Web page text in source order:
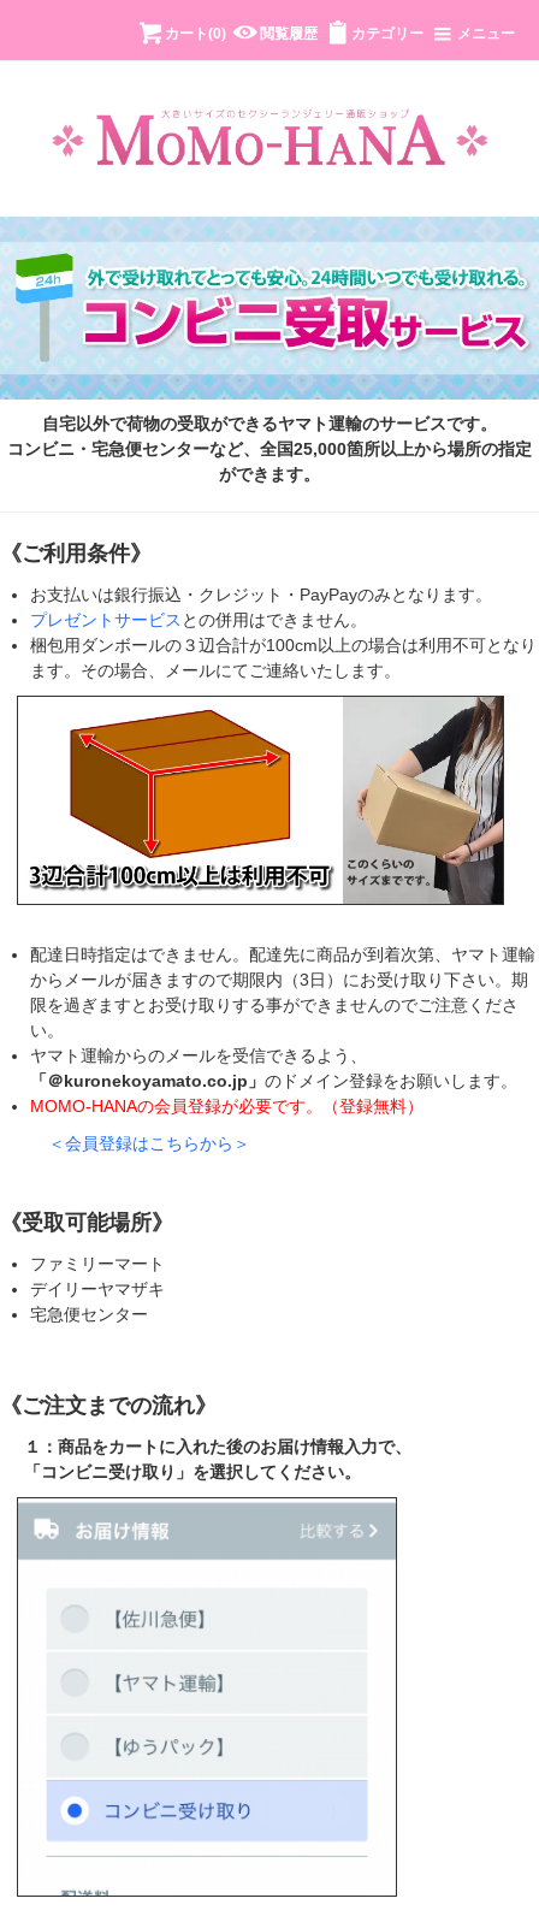
カート(0) 閲覧履歴 カテゴリー メニュー
自宅以外で荷物の受取ができるヤマト運輸のサービスです。
コンビニ・宅急便センターなど、全国25,000箇所以上から場所の指定
ができます。
《ご利用条件》
お支払いは銀行振込・クレジット・PayPayのみとなります。
プレゼントサービス との併用はできません。
梱包用ダンボールの３辺合計が100cm以上の場合は利用不可となり
ます。その場合、メールにてご連絡いたします。
配達日時指定はできません。配達先に商品が到着次第、ヤマト運輸
からメールが届きますので期限内（3日）にお受け取り下さい。期
限を過ぎますとお受け取りする事ができませんのでご注意くださ
い。
ヤマト運輸からのメールを受信できるよう、
「＠kuronekoyamato.co.jp」 のドメイン登録をお願いします。
MOMO-HANAの会員登録が必要です。（登録無料）
＜会員登録はこちらから＞
《受取可能場所》
ファミリーマート
デイリーヤマザキ
宅急便センター
《ご注文までの流れ》
１：商品をカートに入れた後のお届け情報入力で、
「コンビニ受け取り」を選択してください。